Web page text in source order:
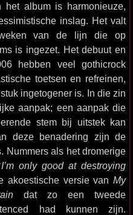
het album is harmonieuze,
inslag. Het valt
van de lijn die op
is ingezet. Het debuut en
hebben veel gothicrock
toetsen en refreinen,
ingetogener is. In die zin
aanpak; een aanpak die
stem bij uitstek kan
deze benadering zijn de
Nummers als het dromerige
I’m only good at destroying
akoestische versie vanMy
dat zo een tweede
had kunnen zijn.